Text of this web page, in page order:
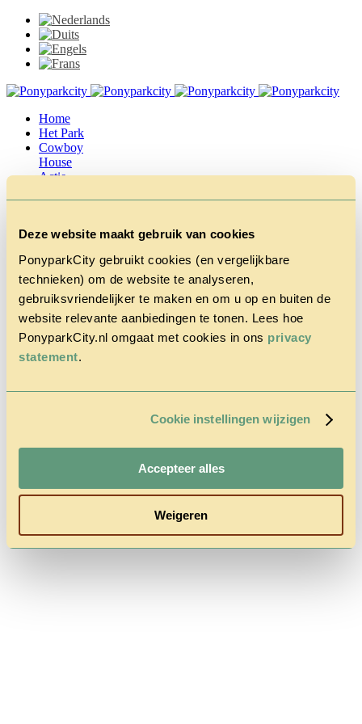
Deze website maakt gebruik van cookies
PonyparkCity gebruikt cookies (en vergelijkbare
technieken) om de website te analyseren,
gebruiksvriendelijker te maken en om u op en buiten de
website relevante aanbiedingen te tonen. Lees hoe
PonyparkCity.nl omgaat met cookies in ons privacy
statement.
Cookie instellingen wijzigen
Accepteer alles
Weigeren
Home
Het Park
Cowboy
House
Actie
Tarieven &
Follow us